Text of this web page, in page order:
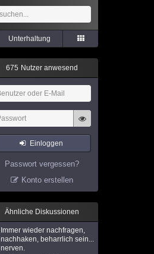
Unterhaltung
675 Nutzer anwesend
Einloggen
Passwort vergessen?
Konto erstellen
Ähnliche Diskussionen
Immer wieder nachfragen,
nachhaken, beharrlich sein...
nerven.